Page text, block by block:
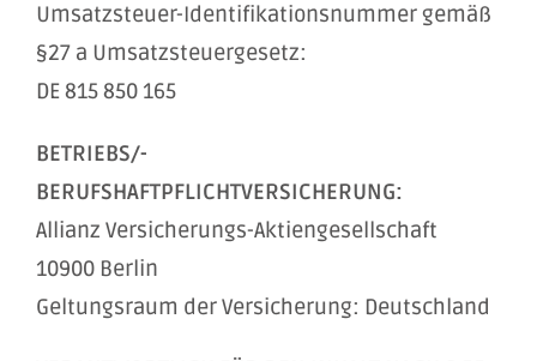
Umsatzsteuer-Identifikationsnummer gemäß
§27 a Umsatzsteuergesetz:
DE 815 850 165
BETRIEBS/-
BERUFSHAFTPFLICHTVERSICHERUNG:
Allianz Versicherungs-Aktiengesellschaft
10900 Berlin
Geltungsraum der Versicherung: Deutschland